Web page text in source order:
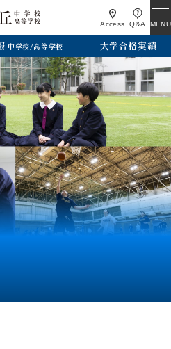
Access Q&A MENU
中学校/高等学校 大学合格実績